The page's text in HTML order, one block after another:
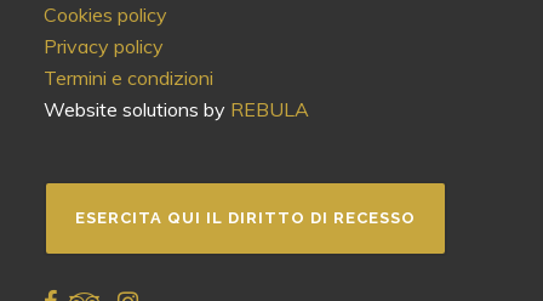
Cookies policy
Privacy policy
Termini e condizioni
Website solutions by REBULA
ESERCITA QUI IL DIRITTO DI RECESSO